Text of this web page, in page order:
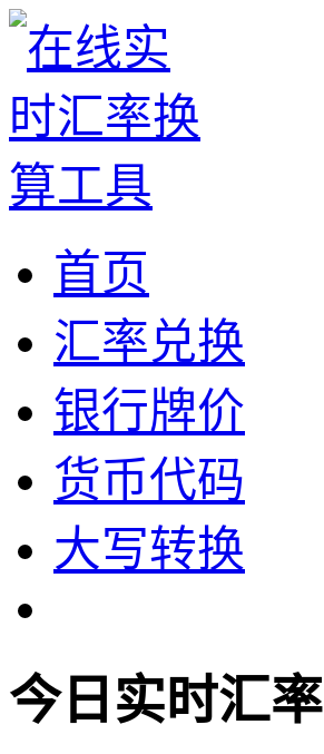
首页
汇率兑换
银行牌价
货币代码
大写转换
今日实时汇率